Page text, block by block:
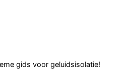
gids voor geluidsisolatie!